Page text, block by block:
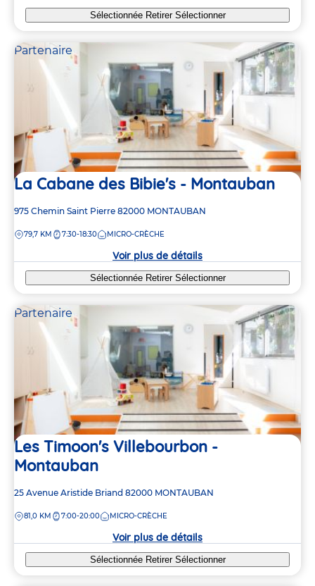
Sélectionnée Retirer Sélectionner
Partenaire
La Cabane des Bibie's - Montauban
Adresse
la
975 Chemin Saint Pierre 82000 MONTAUBAN
DISTANCE
79,7 KM 7:30-18:30 MICRO-CRÈCHE
Voir plus de détails
Sélectionnée Retirer Sélectionner
Partenaire
Les Timoon's Villebourbon -
Montauban
Adresse
la
25 Avenue Aristide Briand 82000 MONTAUBAN
DISTANCE
81,0 KM 7:00-20:00 MICRO-CRÈCHE
Voir plus de détails
Sélectionnée Retirer Sélectionner